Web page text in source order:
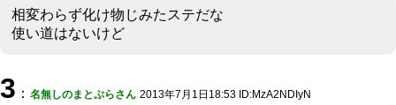
相変わらず化け物じみたステだな
使い道はないけど
3 ： 名無しのまとぷらさん 2013年7月1日18:53 ID:MzA2NDIyN